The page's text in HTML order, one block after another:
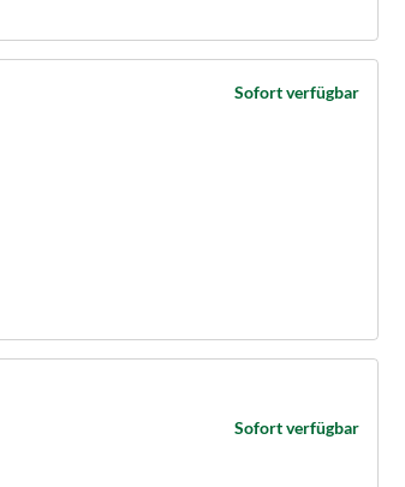
Sofort verfügbar
Sofort verfügbar